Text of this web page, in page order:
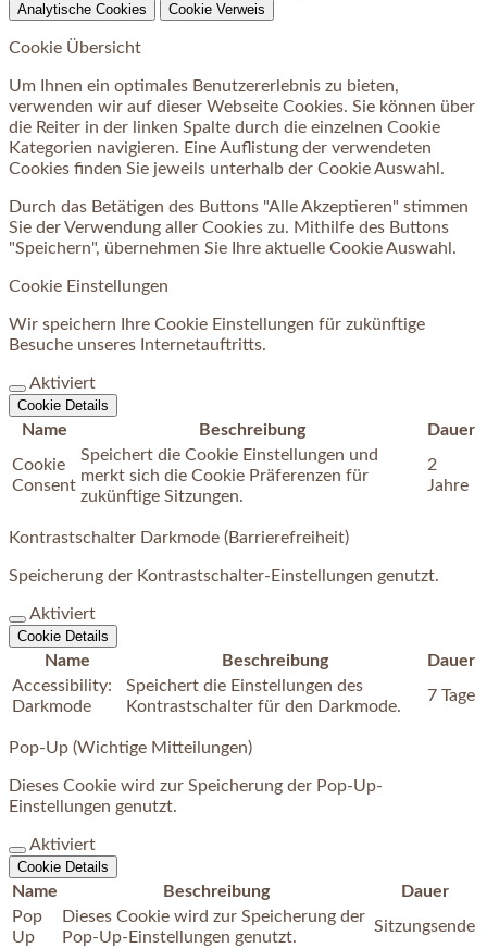
Analytische Cookies
Cookie Verweis
Cookie Übersicht
Um Ihnen ein optimales Benutzererlebnis zu bieten,
verwenden wir auf dieser Webseite Cookies. Sie können über
die Reiter in der linken Spalte durch die einzelnen Cookie
Kategorien navigieren. Eine Auflistung der verwendeten
Cookies finden Sie jeweils unterhalb der Cookie Auswahl.
Durch das Betätigen des Buttons "Alle Akzeptieren" stimmen
Sie der Verwendung aller Cookies zu. Mithilfe des Buttons
"Speichern", übernehmen Sie Ihre aktuelle Cookie Auswahl.
Cookie Einstellungen
Wir speichern Ihre Cookie Einstellungen für zukünftige
Besuche unseres Internetauftritts.
Aktiviert
Cookie Details
Name Beschreibung
Dauer
Cookie
Consent
Speichert die Cookie Einstellungen und
merkt sich die Cookie Präferenzen für
zukünftige Sitzungen.
2
Jahre
Kontrastschalter Darkmode (Barrierefreiheit)
Speicherung der Kontrastschalter-Einstellungen genutzt.
Aktiviert
Cookie Details
Name Beschreibung
Dauer
Accessibility:
Darkmode
Speichert die Einstellungen des
Kontrastschalter für den Darkmode.
7 Tage
Pop-Up (Wichtige Mitteilungen)
Dieses Cookie wird zur Speicherung der Pop-Up-
Einstellungen genutzt.
Aktiviert
Cookie Details
Name Beschreibung
Dauer
Pop
Up
Dieses Cookie wird zur Speicherung der
Pop-Up-Einstellungen genutzt.
Sitzungsende